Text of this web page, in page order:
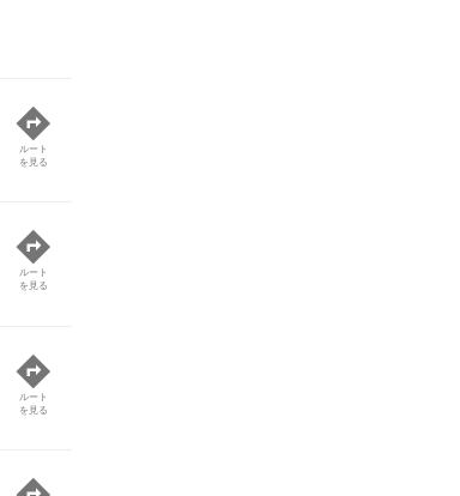
ルート
を見る
ルート
を見る
ルート
を見る